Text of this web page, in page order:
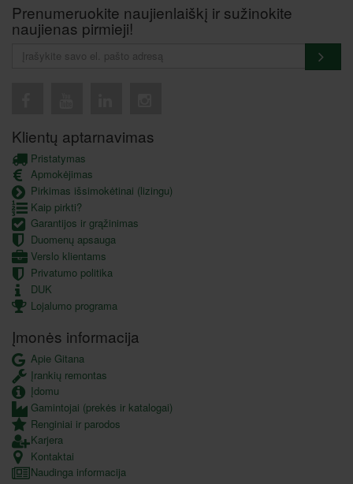
Prenumeruokite naujienlaiškį ir sužinokite
naujienas pirmieji!
Klientų aptarnavimas
Pristatymas
Apmokėjimas
Pirkimas išsimokėtinai (lizingu)
Kaip pirkti?
Garantijos ir grąžinimas
Duomenų apsauga
Verslo klientams
Privatumo politika
DUK
Lojalumo programa
Įmonės informacija
Apie Gitana
Įrankių remontas
Įdomu
Gamintojai (prekės ir katalogai)
Renginiai ir parodos
Karjera
Kontaktai
Naudinga informacija